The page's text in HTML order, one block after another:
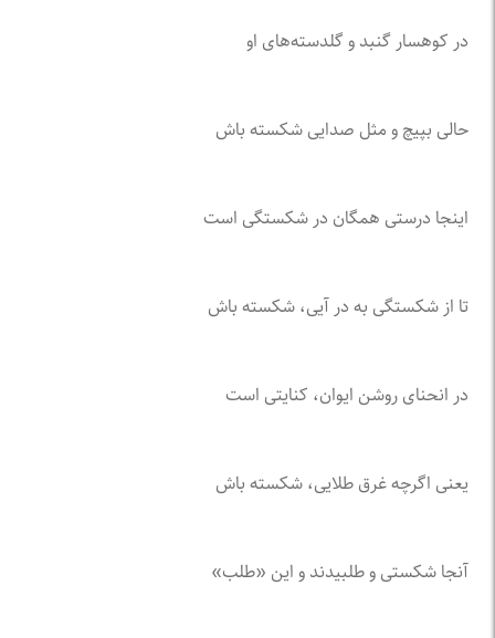
در کوهسار گنبد و گلدسته‌های او
حالی بپیچ و مثل صدایی شکسته باش
اینجا درستی همگان در شکستگی است
تا از شکستگی به در آیی، شکسته باش
در انحنای روشن ایوان، کنایتی است
یعنی اگرچه غرق طلایی، شکسته باش
آنجا شکستی و طلبیدند و این «طلب»